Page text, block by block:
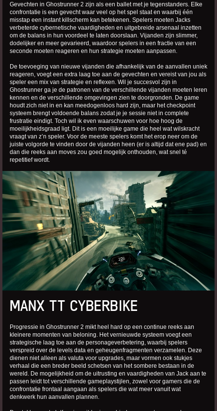
Gevechten in Ghostrunner 2 zijn als een ballet met je tegenstanders. Elke
confrontatie is een gevecht waar veel op het spel staat en waarbij één
misstap een instant killscherm kan betekenen. Spelers moeten Jacks
verbeterde cybernetische vaardigheden en uitgebreide arsenaal inzetten
om de balans in hun voordeel te laten doorslaan. Vijanden zijn slimmer,
dodelijker en meer gevarieerd, waardoor spelers in een fractie van een
seconde moeten reageren en hun strategie moeten aanpassen.
De toevoeging van nieuwe vijanden die afhankelijk van de aanvallen uniek
reageren, voegt een extra laag toe aan de gevechten en vereist van jou als
speler een mix van strategie en reflexen. Wil je succesvol zijn in
Ghostrunner ga je de patronen van de verschillende vijanden moeten leren
kennen en de verschillende omgevingen zien te doorgronden. De game
houdt zich niet in en kan meedogenloos hard zijn, maar het checkpoint
systeem brengt voldoende balans zodat je je sessie niet in complete
frustratie eindigt. Toch wil ik even waarschuwen voor hoe hoog de
moeilijkheidsgraad ligt. Dit is een moeilijke game die heel wat wilskracht
vraagt van z’n speler. Voor de meeste spelers komt het erop neer om de
juiste volgorde te vinden door de vijanden heen (er is altijd dat ene pad) en
dan die reeks aan moves zou goed mogelijk onthouden, wat snel té
repetitief wordt.
MANX TT CYBERBIKE
Progressie in Ghostrunner 2 mikt heel hard op een continue reeks aan
kleinere momenten van beloning. Het vernieuwde systeem voegt een
strategische laag toe aan de personageverbetering, waarbij spelers
verspreid over de levels data en geheugenfragmenten verzamelen. Deze
dienen niet alleen als valuta voor upgrades, maar vormen ook stukjes
verhaal die een breder beeld schetsen van het sombere bestaan in de
wereld. De mogelijkheid om de uitrusting en vaardigheden van Jack aan te
passen leidt tot verschillende gameplaystijlen, zowel voor gamers die de
confrontatie frontaal aangaan als spelers die wat meer vanuit wat
denkwerk hun aanvallen plannen.